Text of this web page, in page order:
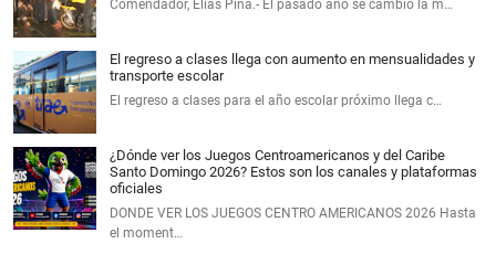
Comendador, Elías Piña.- El pasado año se cambió la m…
El regreso a clases llega con aumento en mensualidades y
transporte escolar
El regreso a clases para el año escolar próximo llega c…
¿Dónde ver los Juegos Centroamericanos y del Caribe
Santo Domingo 2026? Estos son los canales y plataformas
oficiales
DONDE VER LOS JUEGOS CENTRO AMERICANOS 2026 Hasta
el moment…